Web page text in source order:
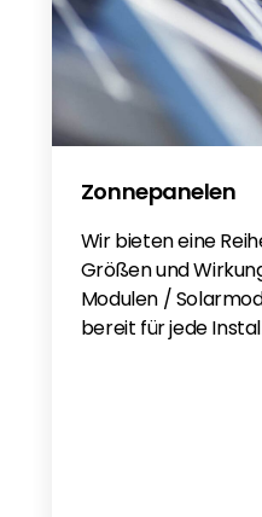
BYD BATTERY
BYD BATTERY
Zonnepanelen
Wir bieten eine
Größen und
Modulen /
bereit für jede